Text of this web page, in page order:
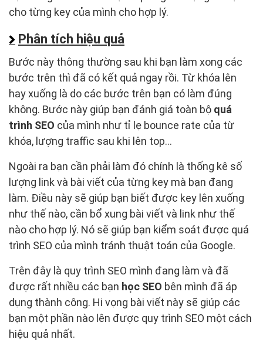
cho từng key của mình cho hợp lý.
Phân tích hiệu quả
Bước này thông thường sau khi bạn làm xong các
bước trên thì đã có kết quả ngay rồi. Từ khóa lên
hay xuống là do các bước trên bạn có làm đúng
không. Bước này giúp bạn đánh giá toàn bộ quá
trình SEO của mình như tỉ lẹ bounce rate của từ
khóa, lượng traffic sau khi lên top…
Ngoài ra bạn cần phải làm đó chính là thống kê số
lượng link và bài viết của từng key mà bạn đang
làm. Điều này sẽ giúp bạn biết được key lên xuống
như thế nào, cần bổ xung bài viết và link như thế
nào cho hợp lý. Nó sẽ giúp bạn kiểm soát được quá
trình SEO của mình tránh thuật toán của Google.
Trên đây là quy trình SEO mình đang làm và đã
được rất nhiều các bạn học SEO bên mình đã áp
dụng thành công. Hi vọng bài viết này sẽ giúp các
bạn một phần nào lên được quy trình SEO một cách
hiệu quả nhất.